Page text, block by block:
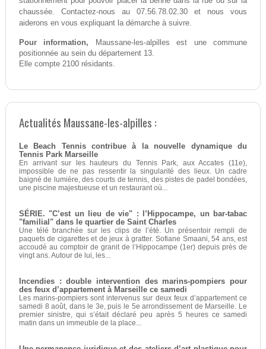
chaussée. Contactez-nous au 07.56.78.02.30 et nous vous
aiderons en vous expliquant la démarche à suivre.
Pour information, Maussane-les-alpilles est une commune
positionnée au sein du département 13.
Elle compte 2100 résidants.
Actualités Maussane-les-alpilles :
Le Beach Tennis contribue à la nouvelle dynamique du
Tennis Park Marseille
En arrivant sur les hauteurs du Tennis Park, aux Accates (11e),
impossible de ne pas ressentir la singularité des lieux. Un cadre
baigné de lumière, des courts de tennis, des pistes de padel bondées,
une piscine majestueuse et un restaurant où...
SÉRIE. "C’est un lieu de vie" : l’Hippocampe, un bar-tabac
"familial" dans le quartier de Saint Charles
Une télé branchée sur les clips de l’été. Un présentoir rempli de
paquets de cigarettes et de jeux à gratter. Sofiane Smaani, 54 ans, est
accoudé au comptoir de granit de l’Hippocampe (1er) depuis près de
vingt ans. Autour de lui, les...
Incendies : double intervention des marins-pompiers pour
des feux d’appartement à Marseille ce samedi
Les marins-pompiers sont intervenus sur deux feux d’appartement ce
samedi 8 août, dans le 3e, puis le 5e arrondissement de Marseille. Le
premier sinistre, qui s’était déclaré peu après 5 heures ce samedi
matin dans un immeuble de la place...